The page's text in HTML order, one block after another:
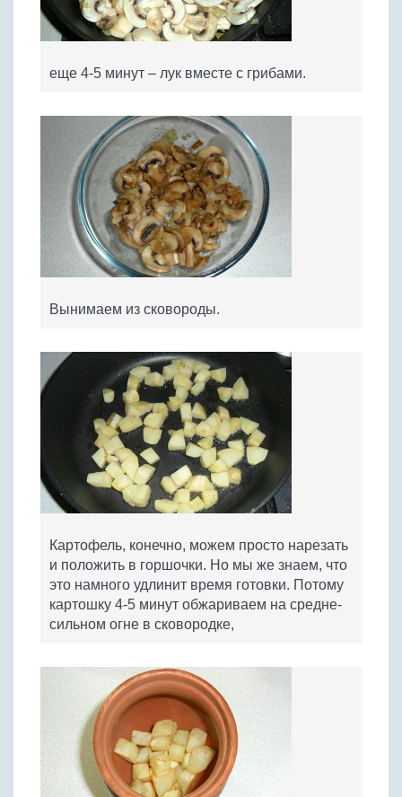
еще 4-5 минут – лук вместе с грибами.
Вынимаем из сковороды.
Картофель, конечно, можем просто нарезать
и положить в горшочки. Но мы же знаем, что
это намного удлинит время готовки. Потому
картошку 4-5 минут обжариваем на средне-
сильном огне в сковородке,